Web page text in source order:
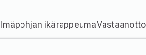
ikärappeumaVastaanotto